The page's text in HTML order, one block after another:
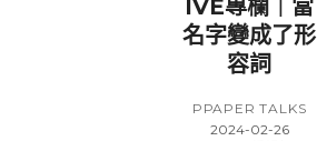
IVE專欄｜當
名字變成了形
容詞
PPAPER TALKS
2024-02-26